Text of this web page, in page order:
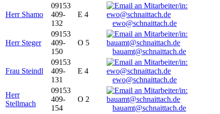
Herr Shamo
09153
409-
132
E 4
ewo@schnaittach.de
Herr Steger
09153
409-
150
O 5
bauamt@schnaittach.de
Frau Steindl
09153
409-
131
E 4
ewo@schnaittach.de
Herr
Stellmach
09153
409-
154
O 2
bauamt@schnaittach.de